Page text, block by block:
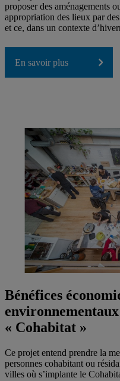
proposer des aménagements
appropriation des lieux par
et ce, dans un contexte
En savoir plus
Bénéfices
« Cohabitat »
Ce projet entend prendre la
personnes cohabitant ou
villes où s’implante le